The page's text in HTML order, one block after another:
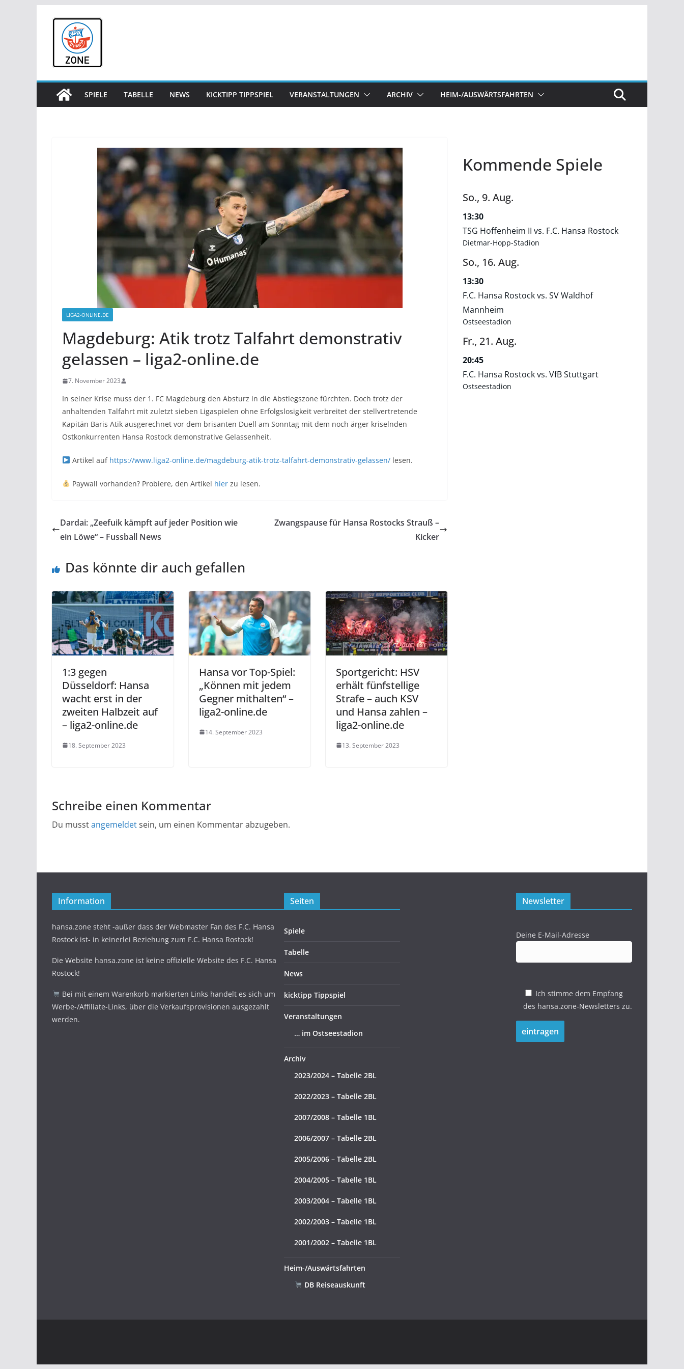
springen
SPIELE TABELLE NEWS KICKTIPP TIPPSPIEL VERANSTALTUNGEN ARCHIV HEIM-/AUSWÄRTSFAHRTEN
LIGA2-ONLINE.DE
Magdeburg: Atik trotz Talfahrt demonstrativ
gelassen – liga2-online.de
7. November 2023
In seiner Krise muss der 1. FC Magdeburg den Absturz in die Abstiegszone fürchten. Doch trotz der
anhaltenden Talfahrt mit zuletzt sieben Ligaspielen ohne Erfolgslosigkeit verbreitet der stellvertretende
Kapitän Baris Atik ausgerechnet vor dem brisanten Duell am Sonntag mit dem noch ärger kriselnden
Ostkonkurrenten Hansa Rostock demonstrative Gelassenheit.
Artikel auf https://www.liga2-online.de/magdeburg-atik-trotz-talfahrt-demonstrativ-gelassen/lesen.
Paywall vorhanden? Probiere, den Artikel hierzu lesen.
Dardai: „Zeefuik kämpft auf jeder Position wie
ein Löwe“ – Fussball News
Zwangspause für Hansa Rostocks Strauß –
Kicker
Das könnte dir auch gefallen
1:3 gegen
Düsseldorf: Hansa
wacht erst in der
zweiten Halbzeit auf
– liga2-online.de
18. September 2023
Hansa vor Top-Spiel:
„Können mit jedem
Gegner mithalten“ –
liga2-online.de
14. September 2023
Sportgericht: HSV
erhält fünfstellige
Strafe – auch KSV
und Hansa zahlen –
liga2-online.de
13. September 2023
Schreibe einen Kommentar
Du musstangemeldetsein, um einen Kommentar abzugeben.
Kommende Spiele
So., 9. Aug.
13:30
TSG Hoffenheim II vs. F.C. Hansa Rostock
Dietmar-Hopp-Stadion
So., 16. Aug.
13:30
F.C. Hansa Rostock vs. SV Waldhof
Mannheim
Ostseestadion
Fr., 21. Aug.
20:45
F.C. Hansa Rostock vs. VfB Stuttgart
Ostseestadion
Information
hansa.zone steht -außer dass der Webmaster Fan des F.C. Hansa
Rostock ist- in keinerlei Beziehung zum F.C. Hansa Rostock!
Die Website hansa.zone ist keine offizielle Website des F.C. Hansa
Rostock!
Bei mit einem Warenkorb markierten Links handelt es sich um
Werbe-/Affiliate-Links, über die Verkaufsprovisionen ausgezahlt
werden.
Seiten
Spiele
Tabelle
News
kicktipp Tippspiel
Veranstaltungen
… im Ostseestadion
Archiv
2023/2024 – Tabelle 2BL
2022/2023 – Tabelle 2BL
2007/2008 – Tabelle 1BL
2006/2007 – Tabelle 2BL
2005/2006 – Tabelle 2BL
2004/2005 – Tabelle 1BL
2003/2004 – Tabelle 1BL
2002/2003 – Tabelle 1BL
2001/2002 – Tabelle 1BL
Heim-/Auswärtsfahrten
DB Reiseauskunft
Newsletter
Deine E-Mail-Adresse
Ich stimme dem Empfang
des hansa.zone-Newsletters zu.